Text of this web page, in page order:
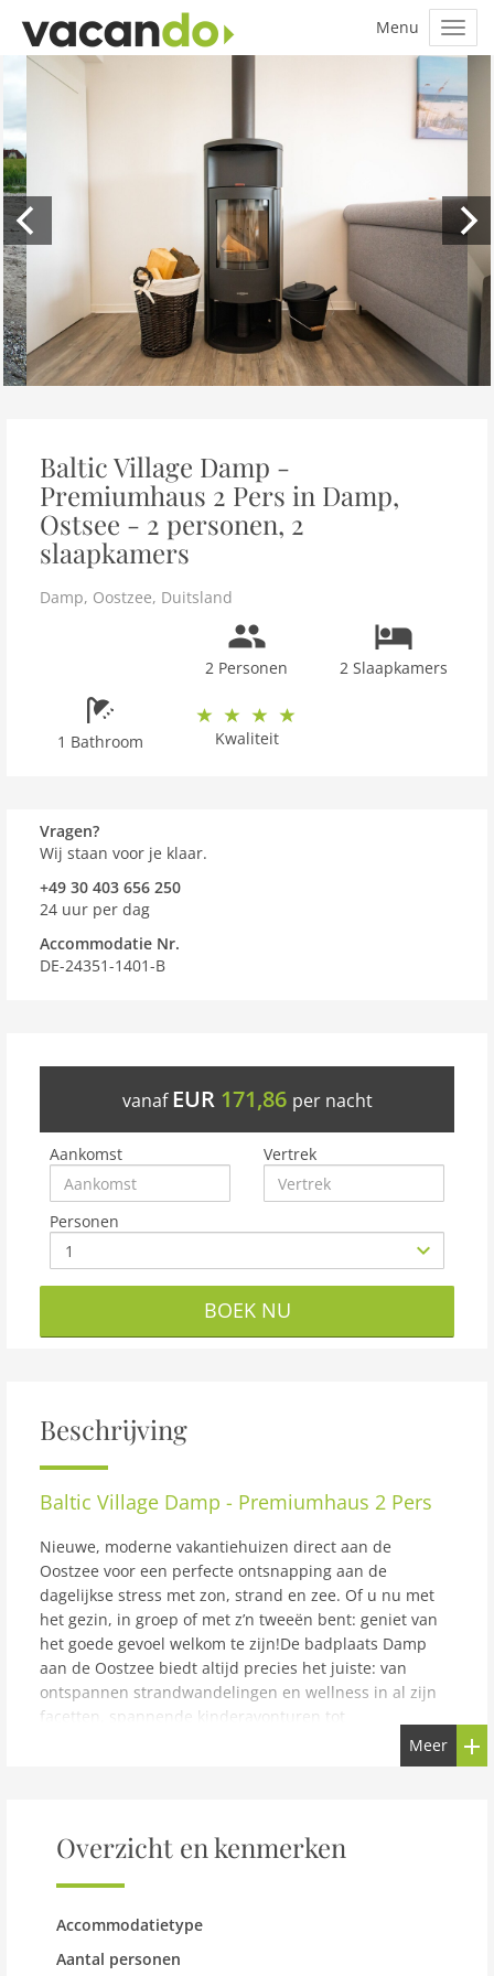
Baltic Village Damp -
Premiumhaus 2 Pers in Damp,
Ostsee - 2 personen, 2
slaapkamers
Damp, Oostzee, Duitsland
2 Personen 2 Slaapkamers
1 Bathroom Kwaliteit
Vragen?
Wij staan voor je klaar.
+49 30 403 656 250
24 uur per dag
Accommodatie Nr.
DE-24351-1401-B
vanafEUR 171,86 per nacht
Aankomst Vertrek
Personen
BOEK NU
Beschrijving
Baltic Village Damp - Premiumhaus 2 Pers
Nieuwe, moderne vakantiehuizen direct aan de
Oostzee voor een perfecte ontsnapping aan de
dagelijkse stress met zon, strand en zee. Of u nu met
het gezin, in groep of met z’n tweeën bent: geniet van
het goede gevoel welkom te zijn!De badplaats Damp
aan de Oostzee biedt altijd precies het juiste: van
ontspannen strandwandelingen en wellness in al zijn
facetten, spannende kinderavonturen tot
actieactiviteiten op het land, op het water en in de
lucht. Omdat in Damp alles centraal gelegen is, kun je
bezoek waard zijn. Hiertoe behoren bijvoorbeeld
Kappeln, de Vikingnederzetting Haithabu en de steden
Kiel en Flensburg. De eerste aanloophaven voor
kunnen de kinderen naar hartenlust in het zand graven
en met de golven zwemmen, terwijl hun ouders het
Meer
Overzicht en kenmerken
Accommodatietype
Aantal personen